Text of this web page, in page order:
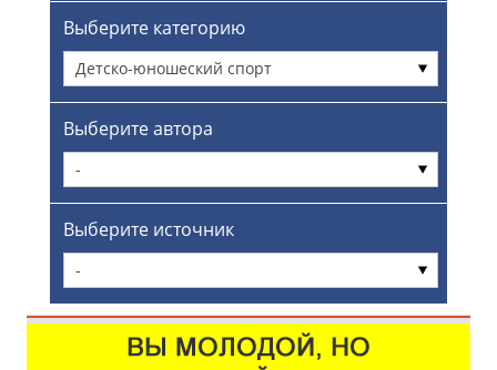
Выберите категорию
Детско-юношеский спорт
Выберите автора
-
Выберите источник
-